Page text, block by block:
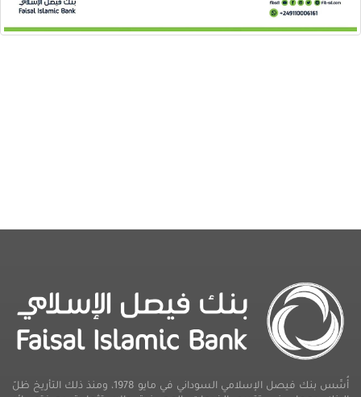
أُسِّس بنك فيصل الإسلامي السوداني في مايو 1978، ومنذ ذلك التأريخ ظلّ